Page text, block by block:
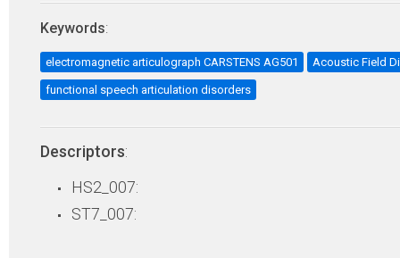
Keywords:
electromagnetic articulograph CARSTENS AG501 Acoustic Field
functional speech articulation disorders
Descriptors:
HS2_007:
ST7_007: